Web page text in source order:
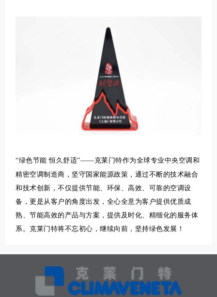
“绿色节能 恒久舒适”——克莱门特作为全球专业中央空调和
精密空调制造商，坚守国家能源政策，通过不断的技术融合
和技术创新，不仅提供节能、环保、高效、可靠的空调设
备，更是从客户的角度出发，全心全意为客户提供优质成
熟、节能高效的产品与方案，提供及时化、精细化的服务体
系。克莱门特将不忘初心，继续向前，坚持绿色发展！